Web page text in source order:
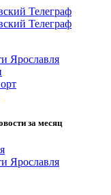
Ярославля
за месяц
Ярославля